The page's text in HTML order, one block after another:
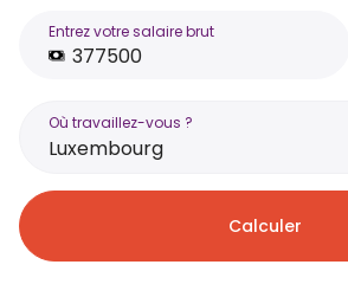
Entrez votre salaire brut
Où travaillez-vous ?
Luxembourg
Calculer